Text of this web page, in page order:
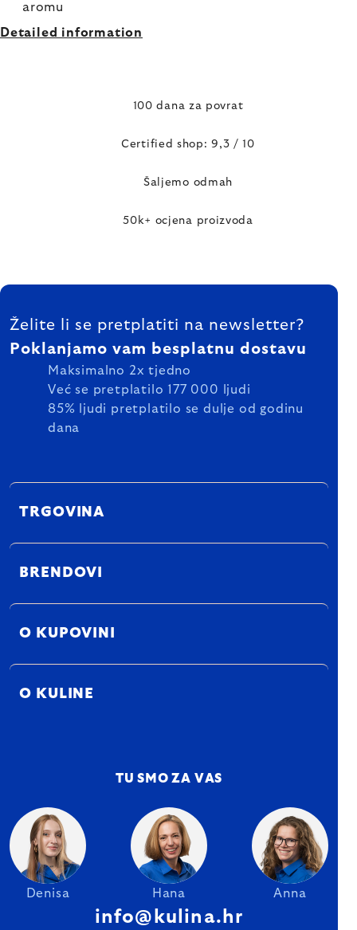
aromu
Detailed information
100 dana za povrat
Certified shop: 9,3 / 10
Šaljemo odmah
50k+ ocjena proizvoda
FOOTER
Želite li se pretplatiti na newsletter?
Poklanjamo vam besplatnu dostavu
Maksimalno 2x tjedno
Već se pretplatilo 177 000 ljudi
85% ljudi pretplatilo se dulje od godinu
dana
TRGOVINA
BRENDOVI
O KUPOVINI
O KULINE
TU SMO ZA VAS
Denisa Hana Anna
info@kulina.hr